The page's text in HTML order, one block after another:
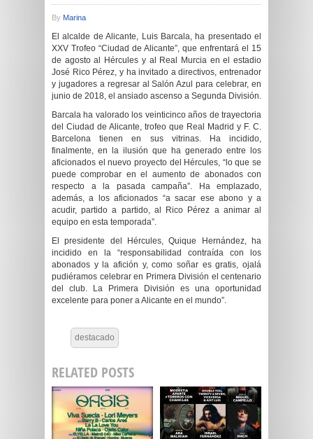
By Marina
El alcalde de Alicante, Luis Barcala, ha presentado el
XXV Trofeo “Ciudad de Alicante”, que enfrentará el 15
de agosto al Hércules y al Real Murcia en el estadio
José Rico Pérez, y ha invitado a directivos, entrenador
y jugadores a regresar al Salón Azul para celebrar, en
junio de 2018, el ansiado ascenso a Segunda División.
Barcala ha valorado los veinticinco años de trayectoria
del Ciudad de Alicante, trofeo que Real Madrid y F. C.
Barcelona tienen en sus vitrinas. Ha incidido,
finalmente, en la ilusión que ha generado entre los
aficionados el nuevo proyecto del Hércules, “lo que se
puede comprobar en el aumento de abonados con
respecto a la pasada campaña”. Ha emplazado,
además, a los aficionados “a sacar ese abono y a
acudir, partido a partido, al Rico Pérez a animar al
equipo en esta temporada”.
El presidente del Hércules, Quique Hernández, ha
incidido en la “responsabilidad contraída con los
abonados y la afición y, como soñar es gratis, ojalá
pudiéramos celebrar en Primera División el centenario
del club. La Primera División es una oportunidad
excelente para poner a Alicante en el mundo”.
destacado
RELATED POSTS